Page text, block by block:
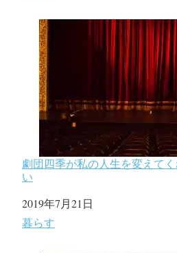
劇団四季が私の人生を変えて
い
日付
2019年7月21日
関連理由
暮らす